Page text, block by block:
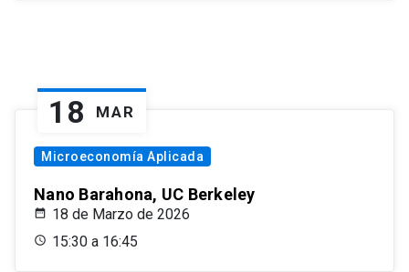
18 MAR
Microeconomía Aplicada
Nano Barahona, UC Berkeley
18 de Marzo de 2026
15:30 a 16:45